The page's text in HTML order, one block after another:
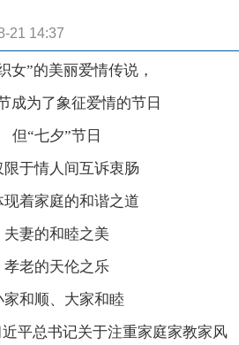
14:37
”的美丽爱情传说，
为了象征爱情的节日
“七夕”节日
情人间互诉衷肠
家庭的和谐之道
的和睦之美
的天伦之乐
顺、大家和睦
总书记关于注重家庭家教家风